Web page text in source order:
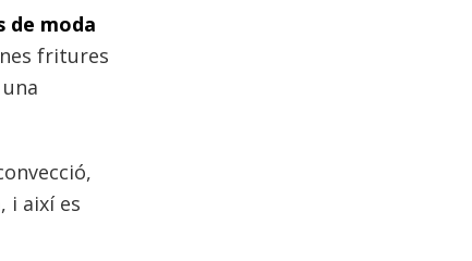
de moda
fritures
i així es